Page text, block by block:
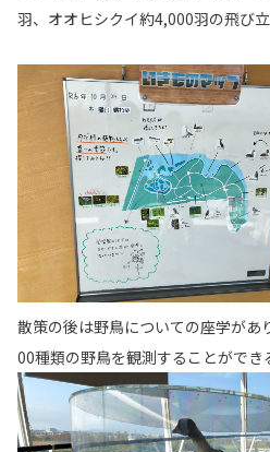
羽、オオヒシクイ約4,000羽の飛び
散策の後は野鳥についての座学があ
00種類の野鳥を観測することができ